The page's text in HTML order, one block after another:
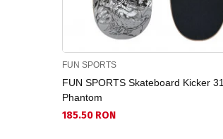
FUN SPORTS
FUN SPORTS Skateboard Kicker 31
Phantom
185.50 RON